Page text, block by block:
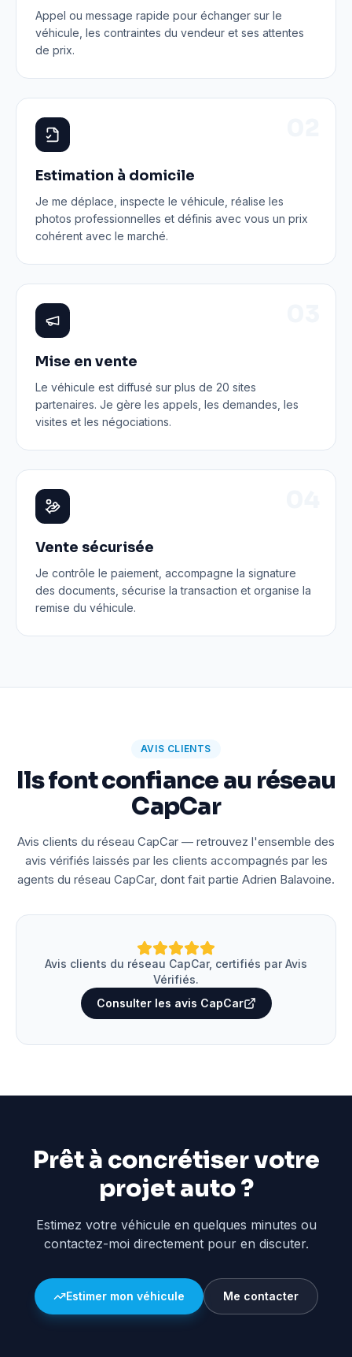
Appel ou message rapide pour échanger sur le
véhicule, les contraintes du vendeur et ses attentes
de prix.
Estimation à domicile
Je me déplace, inspecte le véhicule, réalise les
photos professionnelles et définis avec vous un prix
cohérent avec le marché.
Mise en vente
Le véhicule est diffusé sur plus de 20 sites
partenaires. Je gère les appels, les demandes, les
visites et les négociations.
Vente sécurisée
Je contrôle le paiement, accompagne la signature
des documents, sécurise la transaction et organise la
remise du véhicule.
AVIS CLIENTS
Ils font confiance au réseau
CapCar
Avis clients du réseau CapCar — retrouvez l'ensemble des
avis vérifiés laissés par les clients accompagnés par les
agents du réseau CapCar, dont fait partie Adrien Balavoine.
Avis clients du réseau CapCar, certifiés par Avis
Vérifiés.
Consulter les avis CapCar
Prêt à concrétiser votre
projet auto ?
Estimez votre véhicule en quelques minutes ou
contactez-moi directement pour en discuter.
Estimer mon véhicule Me contacter